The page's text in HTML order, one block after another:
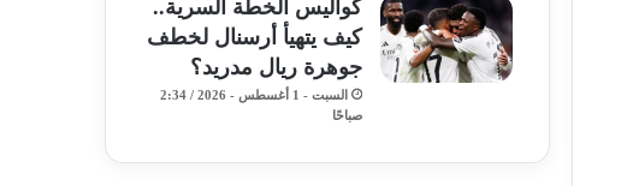
كواليس الخطة السرية..
كيف يتهيأ أرسنال لخطف
جوهرة ريال مدريد؟
السبت - 1 أغسطس - 2026 / 2:34
صباحًا